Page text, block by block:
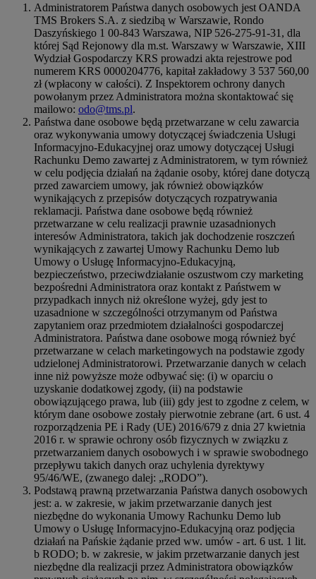
Administratorem Państwa danych osobowych jest OANDA
TMS Brokers S.A. z siedzibą w Warszawie, Rondo
Daszyńskiego 1 00-843 Warszawa, NIP 526-275-91-31, dla
której Sąd Rejonowy dla m.st. Warszawy w Warszawie, XIII
Wydział Gospodarczy KRS prowadzi akta rejestrowe pod
numerem KRS 0000204776, kapitał zakładowy 3 537 560,00
zł (wpłacony w całości). Z Inspektorem ochrony danych
powołanym przez Administratora można skontaktować się
mailowo: odo@tms.pl.
Państwa dane osobowe będą przetwarzane w celu zawarcia
oraz wykonywania umowy dotyczącej świadczenia Usługi
Informacyjno-Edukacyjnej oraz umowy dotyczącej Usługi
Rachunku Demo zawartej z Administratorem, w tym również
w celu podjęcia działań na żądanie osoby, której dane dotyczą
przed zawarciem umowy, jak również obowiązków
wynikających z przepisów dotyczących rozpatrywania
reklamacji. Państwa dane osobowe będą również
przetwarzane w celu realizacji prawnie uzasadnionych
interesów Administratora, takich jak dochodzenie roszczeń
wynikających z zawartej Umowy Rachunku Demo lub
Umowy o Usługę Informacyjno-Edukacyjną,
bezpieczeństwo, przeciwdziałanie oszustwom czy marketing
bezpośredni Administratora oraz kontakt z Państwem w
przypadkach innych niż określone wyżej, gdy jest to
uzasadnione w szczególności otrzymanym od Państwa
zapytaniem oraz przedmiotem działalności gospodarczej
Administratora. Państwa dane osobowe mogą również być
przetwarzane w celach marketingowych na podstawie zgody
udzielonej Administratorowi. Przetwarzanie danych w celach
inne niż powyższe może odbywać się: (i) w oparciu o
uzyskanie dodatkowej zgody, (ii) na podstawie
obowiązującego prawa, lub (iii) gdy jest to zgodne z celem, w
którym dane osobowe zostały pierwotnie zebrane (art. 6 ust. 4
rozporządzenia PE i Rady (UE) 2016/679 z dnia 27 kwietnia
2016 r. w sprawie ochrony osób fizycznych w związku z
przetwarzaniem danych osobowych i w sprawie swobodnego
przepływu takich danych oraz uchylenia dyrektywy
95/46/WE, (zwanego dalej: „RODO”).
Podstawą prawną przetwarzania Państwa danych osobowych
jest: a. w zakresie, w jakim przetwarzanie danych jest
niezbędne do wykonania Umowy Rachunku Demo lub
Umowy o Usługę Informacyjno-Edukacyjną oraz podjęcia
działań na Pańskie żądanie przed ww. umów - art. 6 ust. 1 lit.
b RODO; b. w zakresie, w jakim przetwarzanie danych jest
niezbędne dla realizacji przez Administratora obowiązków